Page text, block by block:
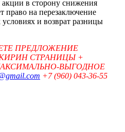
в сторону снижения
право на перезаключение
и возврат разницы
ПРЕДЛОЖЕНИЕ
СТРАНИЦЫ +
ВЫГОДНОЕ
+7 (960) 043-36-55